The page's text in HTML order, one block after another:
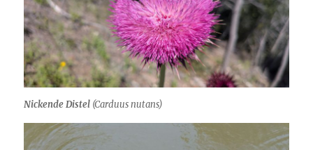
Nickende Distel (Carduus nutans)